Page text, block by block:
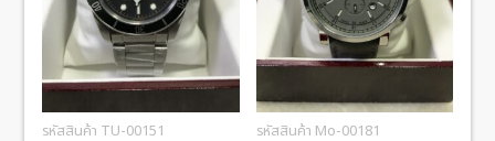
รหัสสินค้า TU-00151 รหัสสินค้า Mo-00181